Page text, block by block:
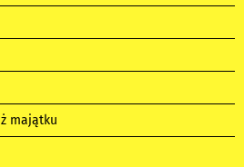
majątku